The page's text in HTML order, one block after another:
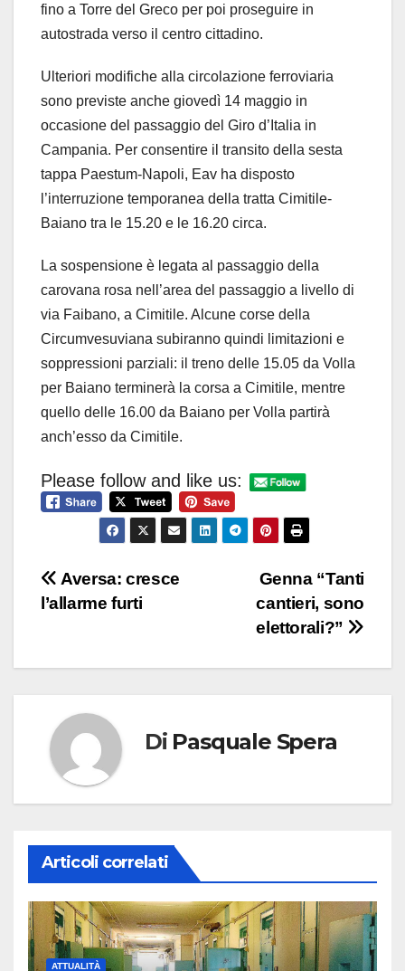
fino a Torre del Greco per poi proseguire in
autostrada verso il centro cittadino.
Ulteriori modifiche alla circolazione ferroviaria
sono previste anche giovedì 14 maggio in
occasione del passaggio del Giro d’Italia in
Campania. Per consentire il transito della sesta
tappa Paestum-Napoli, Eav ha disposto
l’interruzione temporanea della tratta Cimitile-
Baiano tra le 15.20 e le 16.20 circa.
La sospensione è legata al passaggio della
carovana rosa nell’area del passaggio a livello di
via Faibano, a Cimitile. Alcune corse della
Circumvesuviana subiranno quindi limitazioni e
soppressioni parziali: il treno delle 15.05 da Volla
per Baiano terminerà la corsa a Cimitile, mentre
quello delle 16.00 da Baiano per Volla partirà
anch’esso da Cimitile.
Please follow and like us:
Navigazione
Genna “Tanti
cantieri, sono
elettorali?”
Aversa: cresce
l’allarme furti
Di Pasquale Spera
Articoli correlati
ATTUALITÀ